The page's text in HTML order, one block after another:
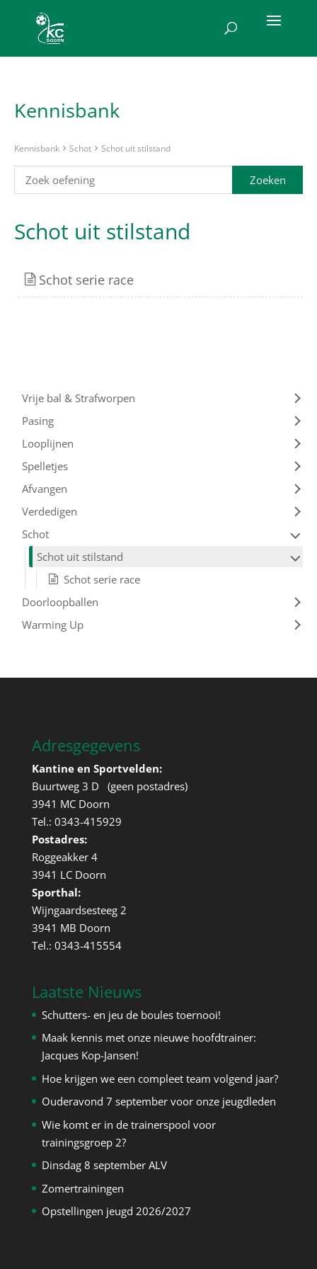
Kennisbank
Kennisbank Schot Schot uit stilstand
Schot uit stilstand
Schot serie race
Vrije bal & Strafworpen
Pasing
Looplijnen
Spelletjes
Afvangen
Verdedigen
Schot
Schot uit stilstand
Schot serie race
Doorloopballen
Warming Up
Adresgegevens
Kantine en Sportvelden:
Buurtweg 3 D (geen postadres)
3941 MC Doorn
Tel.: 0343-415929
Postadres:
Roggeakker 4
3941 LC Doorn
Sporthal:
Wijngaardsesteeg 2
3941 MB Doorn
Tel.: 0343-415554
Laatste Nieuws
Schutters- en jeu de boules toernooi!
Maak kennis met onze nieuwe hoofdtrainer:
Jacques Kop-Jansen!
Hoe krijgen we een compleet team volgend jaar?
Ouderavond 7 september voor onze jeugdleden
Wie komt er in de trainerspool voor
trainingsgroep 2?
Dinsdag 8 september ALV
Zomertrainingen
Opstellingen jeugd 2026/2027